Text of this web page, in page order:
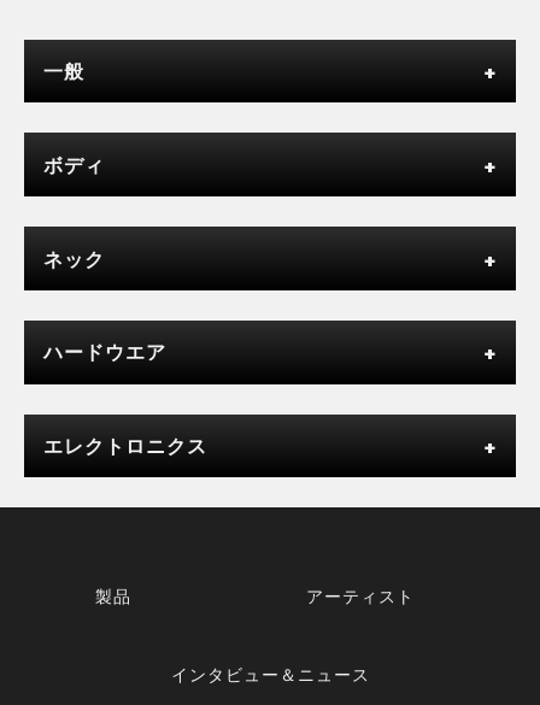
一般
ボディ
ネック
ハードウエア
エレクトロニクス
製品 アーティスト
インタビュー＆ニュース